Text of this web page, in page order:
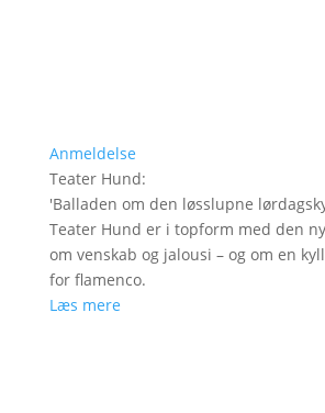
Anmeldelse
Teater Hund:
'Balladen om den løsslupne
Teater Hund er i topform med den
om venskab og jalousi – og om en
for flamenco.
Læs mere